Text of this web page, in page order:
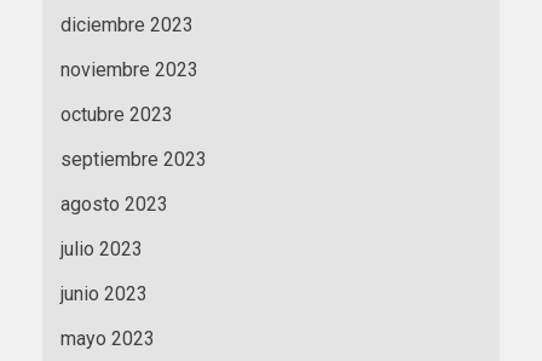
diciembre 2023
noviembre 2023
octubre 2023
septiembre 2023
agosto 2023
julio 2023
junio 2023
mayo 2023